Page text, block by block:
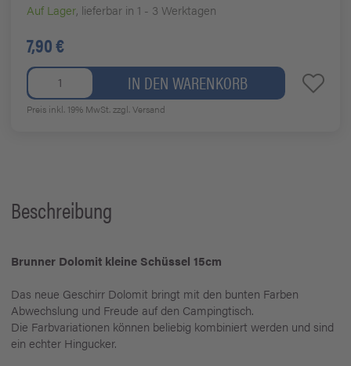
Auf Lager, lieferbar in 1 - 3 Werktagen
7,90 €
IN DEN WARENKORB
Preis inkl. 19% MwSt.zzgl. Versand
Beschreibung
Brunner Dolomit kleine Schüssel 15cm
Das neue Geschirr Dolomit bringt mit den bunten Farben
Abwechslung und Freude auf den Campingtisch.
Die Farbvariationen können beliebig kombiniert werden und sind
ein echter Hingucker.